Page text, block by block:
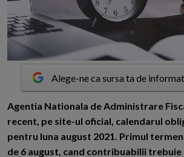
Alege-ne ca sursa ta de
Agentia Nationala de Administrare
recent, pe site-ul oficial, calendarul
pentru luna august 2021. Primul
de 6 august, cand contribuabilii trebuie